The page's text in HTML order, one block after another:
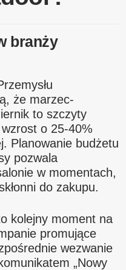
branży
że marzec-
to szczyty
o 25-40%
Planowanie budżetu
pozwala
w momentach,
do zakupu.
kolejny moment na
promujące
wezwanie
„Nowy